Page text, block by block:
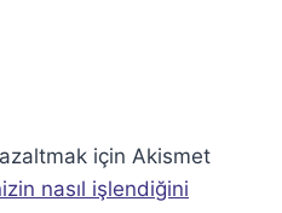
için Akismet
nasıl işlendiğini